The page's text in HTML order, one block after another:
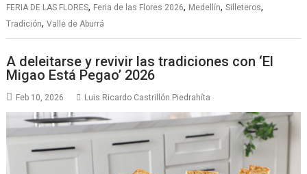
FERIA DE LAS FLORES, Feria de las Flores 2026, Medellín,Silleteros,
Tradición,Valle de Aburrá
A deleitarse y revivir las tradiciones con ‘El
Migao Está Pegao’ 2026
Feb 10, 2026 Luis Ricardo Castrillón Piedrahíta